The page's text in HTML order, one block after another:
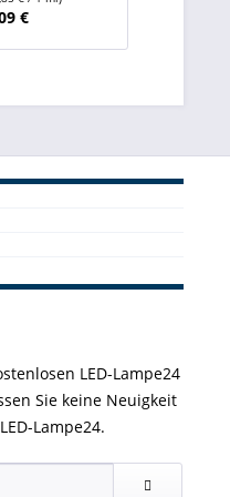
€
LED-Lampe24
Sie keine Neuigkeit
Lampe24.